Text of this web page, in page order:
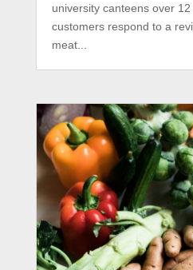
university canteens over
customers respond to a
meat...